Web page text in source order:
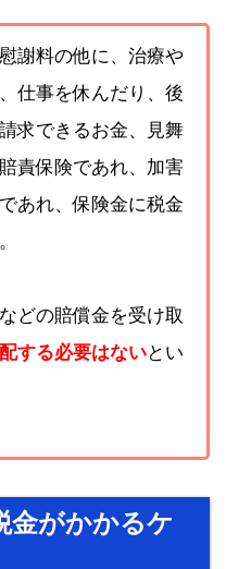
謝料の他に、治療や
仕事を休んだり、後
求できるお金、見舞
責保険であれ、加害
あれ、保険金に税金
どの賠償金を受け取
する必要はないとい
金がかかるケ